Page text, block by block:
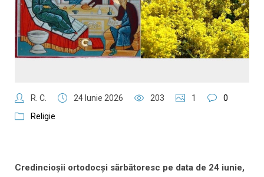
R. C. 24 Iunie 2026 203 1
0
Religie
Credincioșii ortodocși sărbătoresc pe data de 24 iunie,